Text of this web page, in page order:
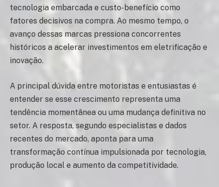
tecnologia embarcada e custo-benefício como
fatores decisivos na compra. Ao mesmo tempo, o
avanço dessas marcas pressiona concorrentes
históricos a acelerar investimentos em eletrificação e
inovação.
A principal dúvida entre motoristas e entusiastas é
entender se esse crescimento representa uma
tendência momentânea ou uma mudança definitiva no
setor. A resposta, segundo especialistas e dados
recentes do mercado, aponta para uma
transformação contínua impulsionada por tecnologia,
produção local e aumento da competitividade.